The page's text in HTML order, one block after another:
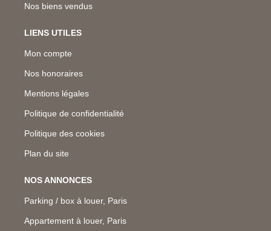
Nos biens vendus
LIENS UTILES
Mon compte
Nos honoraires
Mentions légales
Politique de confidentialité
Politique des cookies
Plan du site
NOS ANNONCES
Parking / box à louer, Paris
Appartement à louer, Paris